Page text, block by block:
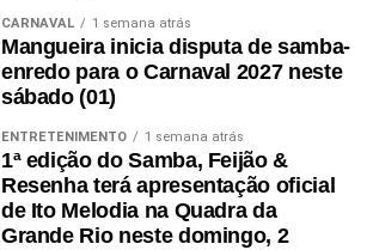
CARNAVAL 1 semana atrás
Mangueira inicia disputa de samba-
enredo para o Carnaval 2027 neste
sábado (01)
ENTRETENIMENTO 1 semana atrás
1ª edição do Samba, Feijão &
Resenha terá apresentação oficial
de Ito Melodia na Quadra da
Grande Rio neste domingo, 2